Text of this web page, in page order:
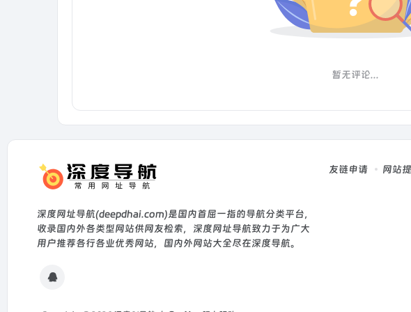
暂无评论...
深度网址导航(deepdhai.com)是国内首屈一指的导航分类平台，
收录国内外各类型网站供网友检索，深度网址导航致力于为广大
用户推荐各行各业优秀网站，国内外网站大全尽在深度导航。
友链申请 网站